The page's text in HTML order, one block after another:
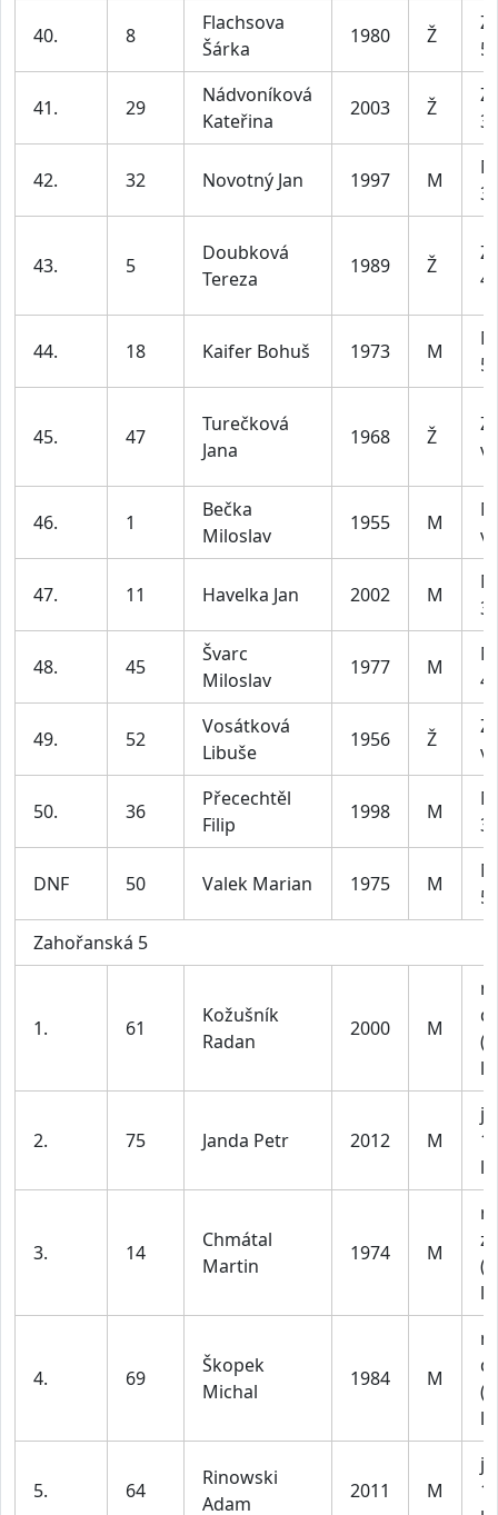
40. 8
Flachsova
Šárka
1980 Ž
41. 29
Nádvoníková
Kateřina
2003 Ž
42. 32 Novotný Jan 1997 M
43. 5
Doubková
Tereza
1989 Ž
44. 18 Kaifer Bohuš 1973 M
45. 47
Turečková
Jana
1968 Ž
46. 1
Bečka
Miloslav
1955 M
47. 11 Havelka Jan 2002 M
48. 45
Švarc
Miloslav
1977 M
49. 52
Vosátková
Libuše
1956 Ž
50. 36
Přecechtěl
Filip
1998 M
DNF 50 Valek Marian 1975 M
Zahořanská 5
1. 61
Kožušník
Radan
2000 M
2. 75 Janda Petr 2012 M
3. 14
Chmátal
Martin
1974 M
4. 69
Škopek
Michal
1984 M
5. 64
Rinowski
Adam
2011 M